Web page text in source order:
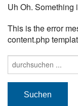
Uh Oh. Something
This is the error
content.php
Suche
nach: